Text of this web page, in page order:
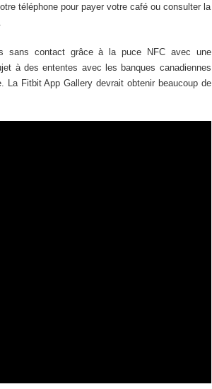
téléphone pour payer votre café ou consulter la
sans contact grâce à la puce NFC avec une
à des ententes avec les banques canadiennes
La Fitbit App Gallery devrait obtenir beaucoup de